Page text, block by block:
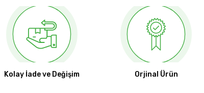
Kolay İade ve Değişim Orjinal Ürün